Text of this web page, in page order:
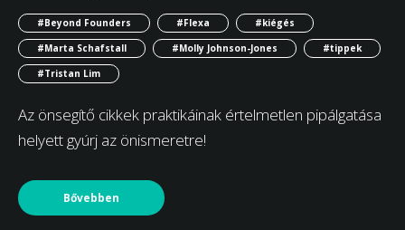
#Beyond Founders #Flexa
#kiégés
#Marta Schafstall
#Molly Johnson-Jones
#tippek
#Tristan Lim
Az önsegítő cikkek praktikáinak értelmetlen pipálgatása
helyett gyúrj az önismeretre!
Bővebben